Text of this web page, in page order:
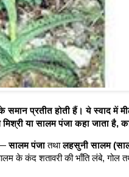
प्रतीत होती हैं। ये स्वाद में
या सालम पंजा कहा जाता है, का
सालम पंजातथालहसुनी सालम
के कंद शतावरी की भाँति लंबे, गोल